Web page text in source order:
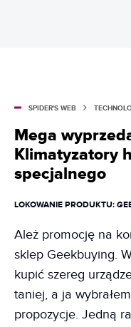
SPIDER'S WEB
Mega
Klimatyzatory
specjalnego
LOKOWANIE PRODUKTU:
Ależ promocję na
sklep Geekbuying.
kupić szereg
taniej, a ja
propozycje. Jedną